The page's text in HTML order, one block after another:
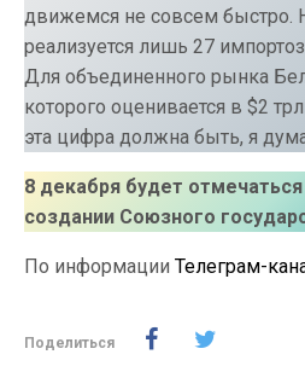
движемся не совсем быстро.
реализуется лишь 27
Для объединенного рынка
которого оценивается в $2
эта цифра должна быть, я
8 декабря будет
создании Союзного
По информации Телеграм-
Поделиться